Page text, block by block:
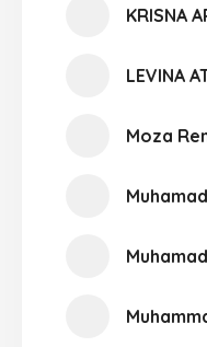
KRISNA
LEVINA
Moza